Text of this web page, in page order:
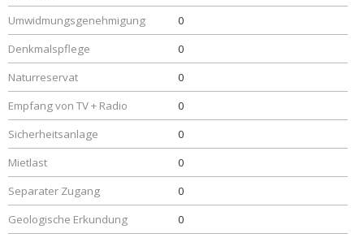
Umwidmungsgenehmigung
0
Denkmalspflege
0
Naturreservat
0
Empfang von TV + Radio
0
Sicherheitsanlage
0
Mietlast
0
Separater Zugang
0
Geologische Erkundung
0